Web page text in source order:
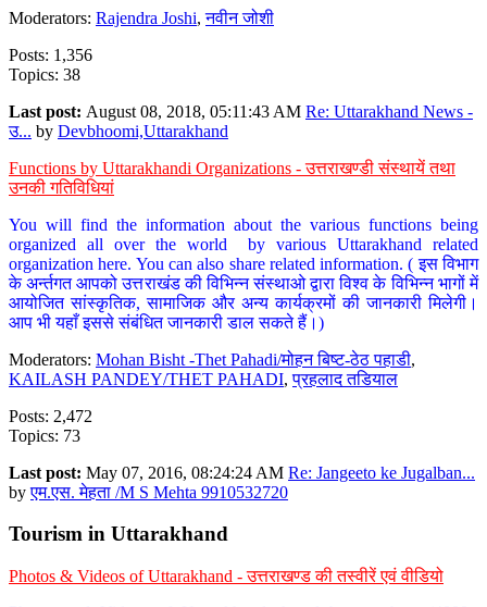
Moderators: Rajendra Joshi,नवीन जोशी
Posts: 1,356
Topics: 38
Last post: August 08, 2018, 05:11:43 AM Re: Uttarakhand News -
उ... by Devbhoomi,Uttarakhand
Functions by Uttarakhandi Organizations - उत्तराखण्डी संस्थायें तथा
उनकी गतिविधियां
You will find the information about the various functions being
organized all over the world by various Uttarakhand related
organization here. You can also share related information. ( इस विभाग
के अर्न्तगत आपको उत्तराखंड की विभिन्न संस्थाओ द्वारा विश्व के विभिन्न भागों में
आयोजित सांस्कृतिक, सामाजिक और अन्य कार्यक्रमों की जानकारी मिलेगी।
आप भी यहाँ इससे संबंधित जानकारी डाल सकते हैं।)
Moderators: Mohan Bisht -Thet Pahadi/मोहन बिष्ट-ठेठ पहाडी,
KAILASH PANDEY/THET PAHADI,प्रहलाद तडियाल
Posts: 2,472
Topics: 73
Last post: May 07, 2016, 08:24:24 AM Re: Jangeeto ke Jugalban...
byएम.एस. मेहता /M S Mehta 9910532720
Tourism in Uttarakhand
Photos & Videos of Uttarakhand - उत्तराखण्ड की तस्वीरें एवं वीडियो